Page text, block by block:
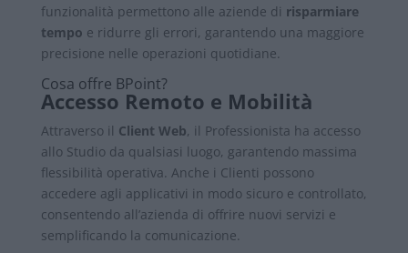
funzionalità permettono alle aziende di risparmiare
tempo e ridurre gli errori, garantendo una maggiore
precisione nelle operazioni quotidiane.
Cosa offre BPoint?
Accesso Remoto e Mobilità
Attraverso il Client Web, il Professionista ha accesso
allo Studio da qualsiasi luogo, garantendo massima
flessibilità operativa. Anche i Clienti possono
accedere agli applicativi in modo sicuro e controllato,
consentendo all’azienda di offrire nuovi servizi e
semplificando la comunicazione.